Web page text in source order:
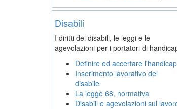
Disabili
I diritti dei disabili, le leggi e le
agevolazioni per i portatori di
Definire ed accertare l'handicap
Inserimento lavorativo del
disabile
La legge 68, normativa
Disabili e agevolazioni sul